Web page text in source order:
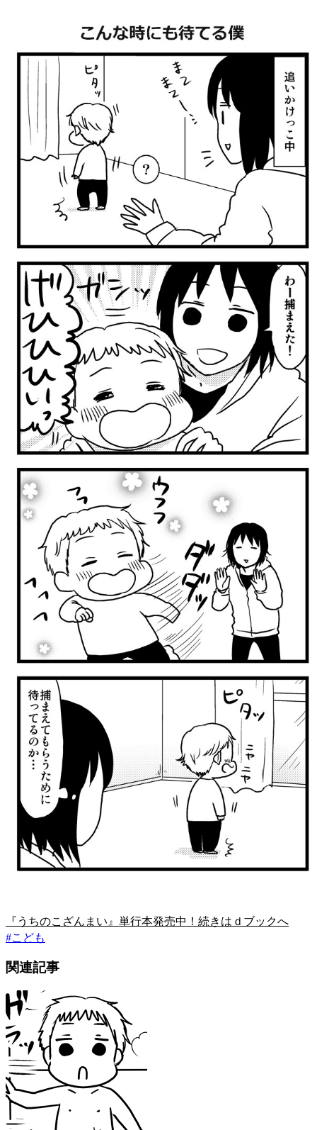
『うちのこざんまい』単行本発売中！続きはｄブックへ
#こども
関連記事